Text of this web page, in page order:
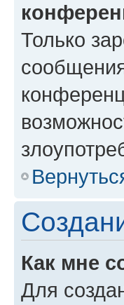
Только
Как мне
Для